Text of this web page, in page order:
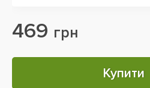
469 грн
Купити